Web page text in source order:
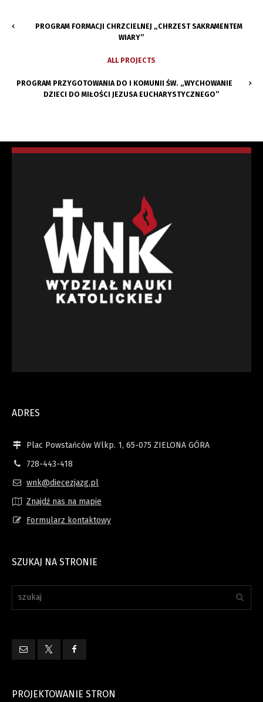
PROGRAM FORMACJI CHRZCIELNEJ „CHRZEST SAKRAMENTEM
WIARY”
ALL PROJECTS
PROGRAM PRZYGOTOWANIA DO I KOMUNII ŚW. „WYCHOWANIE
DZIECI DO MIŁOŚCI JEZUSA EUCHARYSTYCZNEGO”
ADRES
Plac Powstańców Wlkp. 1, 65-075 ZIELONA GÓRA
728-443-418
wnk@diecezjazg.pl
Znajdź nas na mapie
Formularz kontaktowy
SZUKAJ NA STRONIE
PROJEKTOWANIE STRON